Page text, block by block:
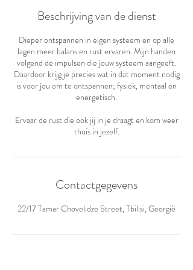
Beschrijving van de dienst
Dieper ontspannen in eigen systeem en op alle
lagen meer balans en rust ervaren. Mijn handen
volgend de impulsen die jouw systeem aangeeft.
Daardoor krijg je precies wat in dat moment nodig
is voor jou om te ontspannen; fysiek, mentaal en
energetisch.
Ervaar de rust die ook jij in je draagt en kom weer
thuis in jezelf.
Contactgegevens
22/17 Tamar Chovelidze Street, Tbilisi, Georgië